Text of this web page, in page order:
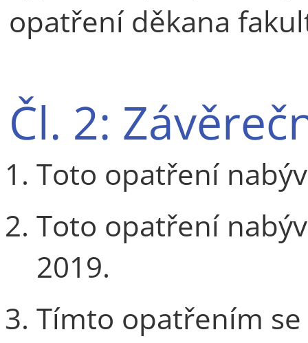
opatření děkana
Čl. 2:
Toto opatření
Toto opatření
2019.
Tímto opatřením